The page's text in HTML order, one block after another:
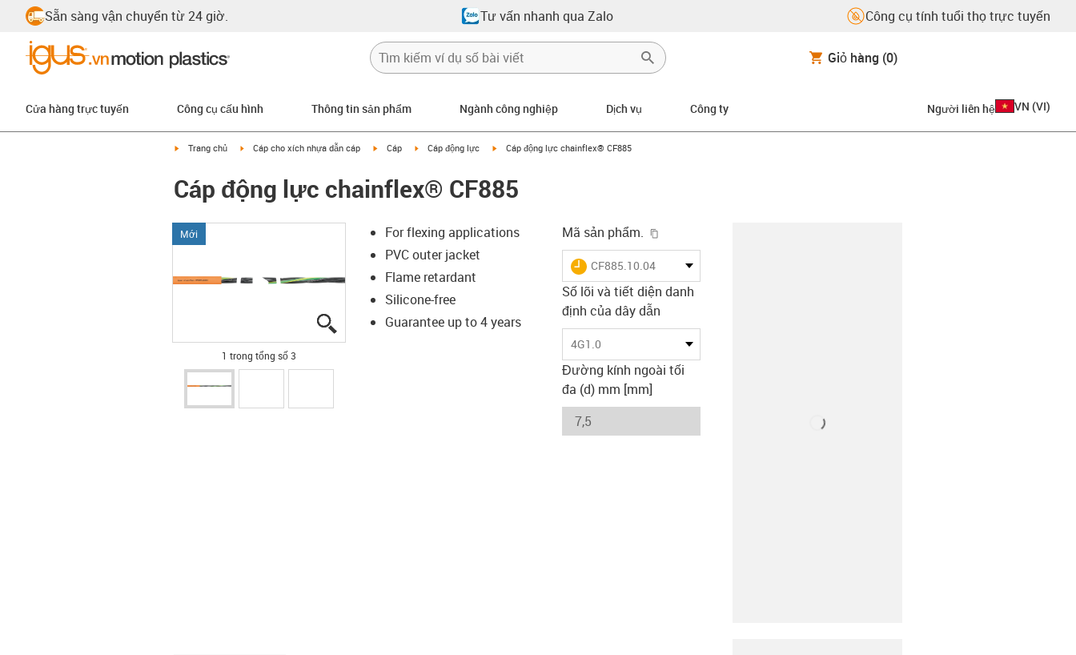
Sẵn sàng vận chuyển từ 24 giờ. Tư vấn nhanh qua Zalo Công cụ tính tuổi thọ trực tuyến
Giỏ hàng (0)
Cửa hàng trực tuyến Công cụ cấu hình Thông tin sản phẩm Ngành công nghiệp Dịch vụ Công ty Người liên hệ VN (VI)
igus-icon-arrow-right
Trang chủ igus-icon-arrow-right
Cáp cho xích nhựa dẫn cáp igus-icon-arrow-right
Cáp igus-icon-arrow-right
Cáp động lực igus-icon-arrow-right
Cáp động lực chainflex® CF885
Cáp động lực chainflex® CF885
Mới
igus-icon-lupe
igus-icon-lupe
igus-icon-lupe
1 trong tổng số 3
For flexing applications
PVC outer jacket
Flame retardant
Silicone-free
Guarantee up to 4 years
Mã sản phẩm.
igus-icon-lieferzeit
CF885.10.04
Số lõi và tiết diện danh
định của dây dẫn
4G1.0
Đường kính ngoài tối
đa (d) mm [mm]